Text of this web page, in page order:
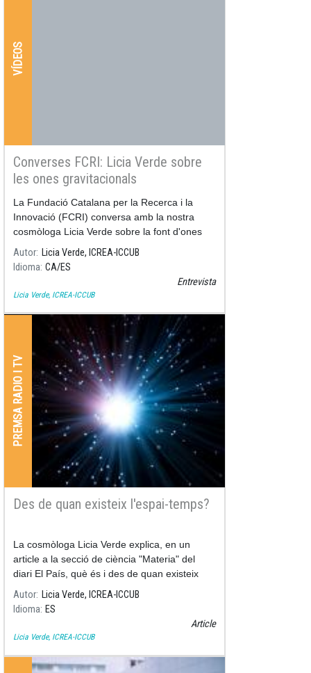
VÍDEOS
Converses FCRI: Licia Verde sobre
les ones gravitacionals
La Fundació Catalana per la Recerca i la
Innovació (FCRI) conversa amb la nostra
cosmòloga Licia Verde sobre la font d'ones
gravitacionals més potent mai descoberta.
Autor Licia Verde, ICREA-ICCUB
Idioma CA ES
Entrevista
Licia Verde, ICREA-ICCUB
PREMSA RADIO I TV
Des de quan existeix l'espai-temps?
La cosmòloga Licia Verde explica, en un
article a la secció de ciència "Materia" del
diari El País, què és i des de quan existeix
l'espai-temps.
Autor Licia Verde, ICREA-ICCUB
Idioma ES
Article
Licia Verde, ICREA-ICCUB